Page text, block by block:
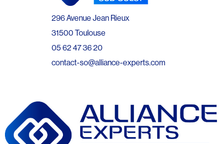
296 Avenue Jean Rieux
31500 Toulouse
05 62 47 36 20
contact-so@alliance-experts.com